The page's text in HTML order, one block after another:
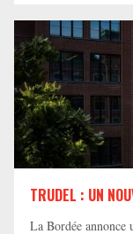
TRUDEL : UN
La Bordée annonce